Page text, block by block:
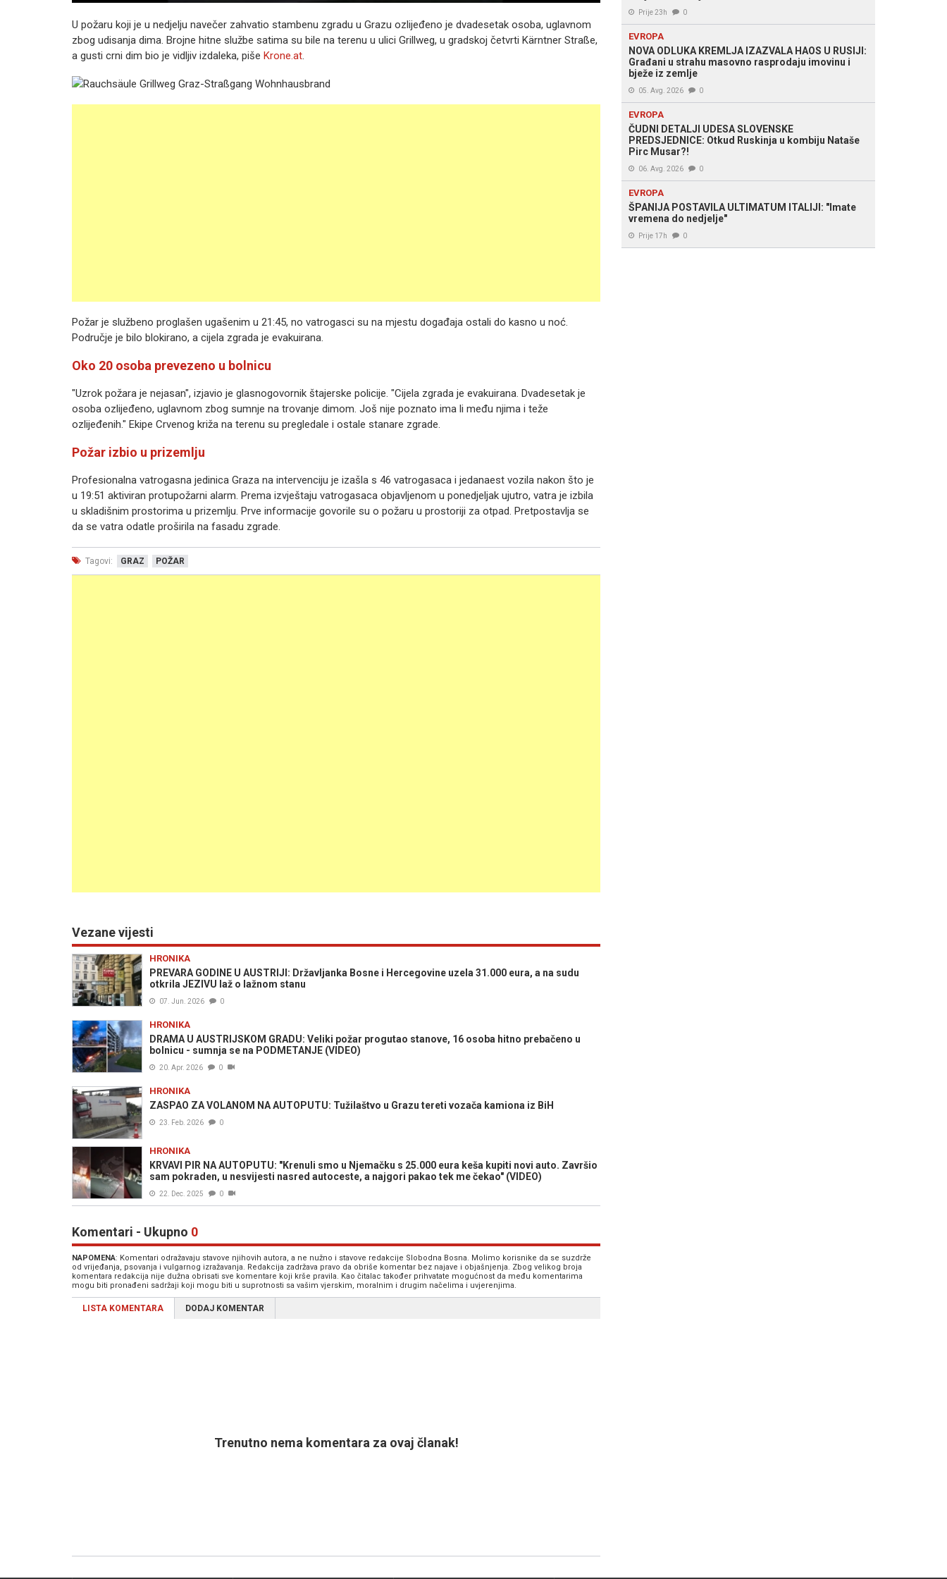
U požaru koji je u nedjelju navečer zahvatio stambenu zgradu u Grazu ozlijeđeno je dvadesetak osoba, uglavnom
zbog udisanja dima. Brojne hitne službe satima su bile na terenu u ulici Grillweg, u gradskoj četvrti Kärntner Straße,
a gusti crni dim bio je vidljiv izdaleka, piše Krone.at.
Požar je službeno proglašen ugašenim u 21:45, no vatrogasci su na mjestu događaja ostali do kasno u noć.
Područje je bilo blokirano, a cijela zgrada je evakuirana.
Oko 20 osoba prevezeno u bolnicu
"Uzrok požara je nejasan", izjavio je glasnogovornik štajerske policije. "Cijela zgrada je evakuirana. Dvadesetak je
osoba ozlijeđeno, uglavnom zbog sumnje na trovanje dimom. Još nije poznato ima li među njima i teže
ozlijeđenih." Ekipe Crvenog križa na terenu su pregledale i ostale stanare zgrade.
Požar izbio u prizemlju
Profesionalna vatrogasna jedinica Graza na intervenciju je izašla s 46 vatrogasaca i jedanaest vozila nakon što je
u 19:51 aktiviran protupožarni alarm. Prema izvještaju vatrogasaca objavljenom u ponedjeljak ujutro, vatra je izbila
u skladišnim prostorima u prizemlju. Prve informacije govorile su o požaru u prostoriji za otpad. Pretpostavlja se
da se vatra odatle proširila na fasadu zgrade.
Tagovi: GRAZ POŽAR
Vezane vijesti
HRONIKA
PREVARA GODINE U AUSTRIJI: Državljanka Bosne i Hercegovine uzela 31.000 eura, a na sudu
otkrila JEZIVU laž o lažnom stanu
07. Jun. 2026 0
HRONIKA
DRAMA U AUSTRIJSKOM GRADU: Veliki požar progutao stanove, 16 osoba hitno prebačeno u
bolnicu - sumnja se na PODMETANJE (VIDEO)
20. Apr. 2026 0
HRONIKA
ZASPAO ZA VOLANOM NA AUTOPUTU: Tužilaštvo u Grazu tereti vozača kamiona iz BiH
23. Feb. 2026 0
HRONIKA
KRVAVI PIR NA AUTOPUTU: "Krenuli smo u Njemačku s 25.000 eura keša kupiti novi auto. Završio
sam pokraden, u nesvijesti nasred autoceste, a najgori pakao tek me čekao" (VIDEO)
22. Dec. 2025 0
Komentari - Ukupno 0
NAPOMENA: Komentari odražavaju stavove njihovih autora, a ne nužno i stavove redakcije Slobodna Bosna. Molimo korisnike da se suzdrže
od vrijeđanja, psovanja i vulgarnog izražavanja. Redakcija zadržava pravo da obriše komentar bez najave i objašnjenja. Zbog velikog broja
komentara redakcija nije dužna obrisati sve komentare koji krše pravila. Kao čitalac također prihvatate mogućnost da među komentarima
mogu biti pronađeni sadržaji koji mogu biti u suprotnosti sa vašim vjerskim, moralnim i drugim načelima i uvjerenjima.
LISTA KOMENTARA DODAJ KOMENTAR
Trenutno nema komentara za ovaj članak!
Prije 23h 0
EVROPA
NOVA ODLUKA KREMLJA IZAZVALA HAOS U RUSIJI:
Građani u strahu masovno rasprodaju imovinu i
bježe iz zemlje
05. Avg. 2026 0
EVROPA
ČUDNI DETALJI UDESA SLOVENSKE
PREDSJEDNICE: Otkud Ruskinja u kombiju Nataše
Pirc Musar?!
06. Avg. 2026 0
EVROPA
ŠPANIJA POSTAVILA ULTIMATUM ITALIJI: "Imate
vremena do nedjelje"
Prije 17h 0